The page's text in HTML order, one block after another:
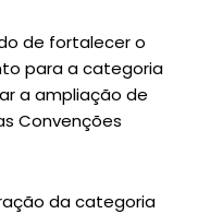
de fortalecer o
para a categoria
a ampliação de
Convenções
da categoria